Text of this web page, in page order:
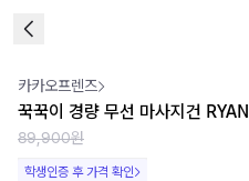
카카오프렌즈
꾹꾹이 경량 무선 마사지건 RYAN
89,900원
학생인증 후 가격 확인